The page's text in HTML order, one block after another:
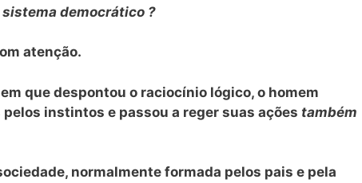
sistema democrático ?
atenção.
que despontou o raciocínio lógico, o homem
instintos e passou a reger suas ações também
normalmente formada pelos pais e pela